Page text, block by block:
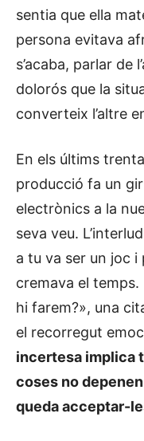
sentia que ella
persona evitava
s’acaba, parlar de
dolorós que la
converteix l’altre
En els últims
producció fa un
electrònics a la
seva veu.
a tu va ser un joc i
cremava el temps.
hi farem?», una
el recorregut
incertesa implica
coses no
queda acceptar-